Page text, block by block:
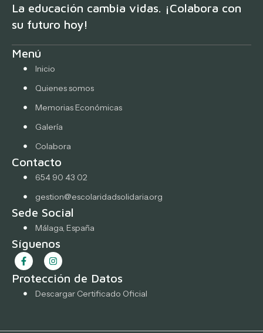
La educación cambia vidas. ¡Colabora con
su futuro hoy!
Menú
Inicio
Quienes somos
Memorias Económicas
Galería
Colabora
Contacto
654 90 43 02
gestion@escolaridadsolidaria.org
Sede Social
Málaga, España
Síguenos
Protección de Datos
Descargar Certificado Oficial